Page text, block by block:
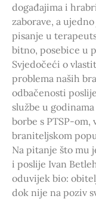
događajima i
zaborave, a
pisanje u
bitno, posebice u
Svjedočeći o
problema naših
odbačenosti
službe u
borbe s PTSP-
braniteljskom
Na pitanje što mu
i poslije Ivan
oduvijek bio:
dok nije na poziv